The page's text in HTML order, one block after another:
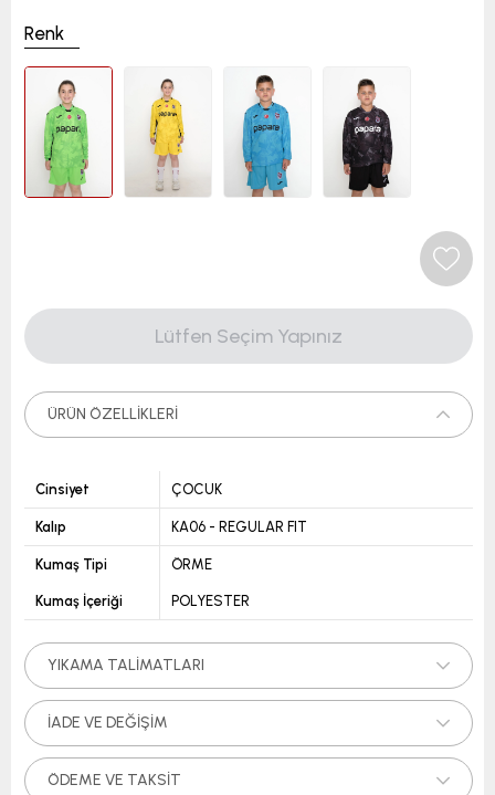
Renk
ÜRÜN ÖZELLIKLERI
Cinsiyet ÇOCUK
Kalıp KA06 - REGULAR FIT
Kumaş Tipi ÖRME
Kumaş İçeriği POLYESTER
YIKAMA TALIMATLARI
İADE VE DEĞIŞIM
ÖDEME VE TAKSIT